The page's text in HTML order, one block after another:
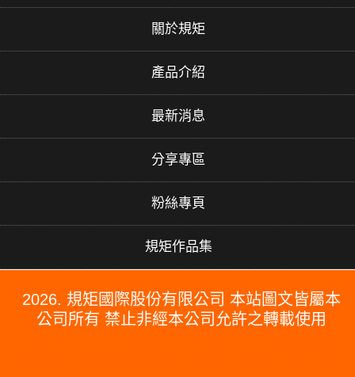
關於規矩
產品介紹
最新消息
分享專區
粉絲專頁
規矩作品集
2026. 規矩國際股份有限公司 本站圖文皆屬本
公司所有 禁止非經本公司允許之轉載使用